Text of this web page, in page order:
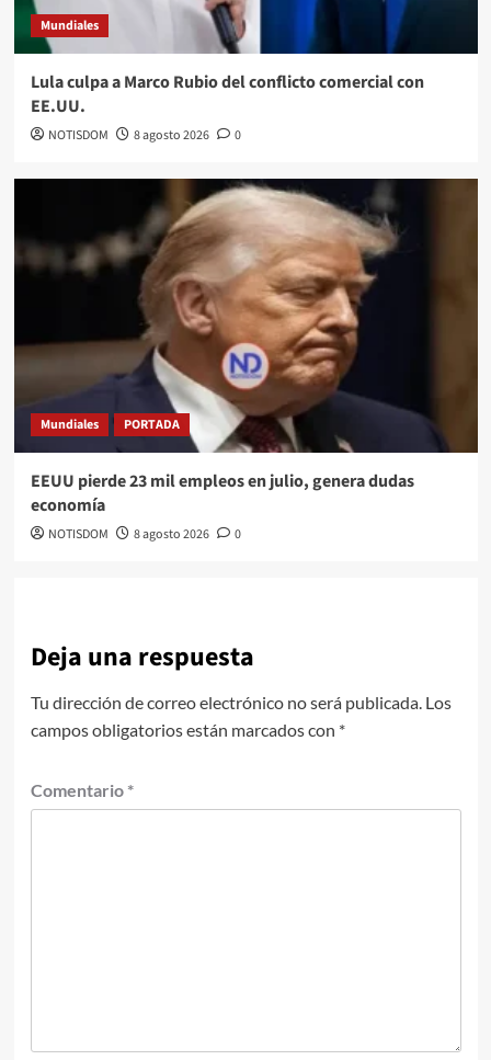
Mundiales
Lula culpa a Marco Rubio del conflicto comercial con
EE.UU.
NOTISDOM 8 agosto 2026 0
Mundiales PORTADA
EEUU pierde 23 mil empleos en julio, genera dudas
economía
NOTISDOM 8 agosto 2026 0
Deja una respuesta
Tu dirección de correo electrónico no será publicada. Los
campos obligatorios están marcados con *
Comentario *